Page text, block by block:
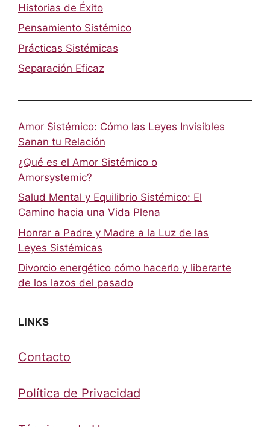
Historias de Éxito
Pensamiento Sistémico
Prácticas Sistémicas
Separación Eficaz
Amor Sistémico: Cómo las Leyes Invisibles
Sanan tu Relación
¿Qué es el Amor Sistémico o
Amorsystemic?
Salud Mental y Equilibrio Sistémico: El
Camino hacia una Vida Plena
Honrar a Padre y Madre a la Luz de las
Leyes Sistémicas
Divorcio energético cómo hacerlo y liberarte
de los lazos del pasado
LINKS
Contacto
Política de Privacidad